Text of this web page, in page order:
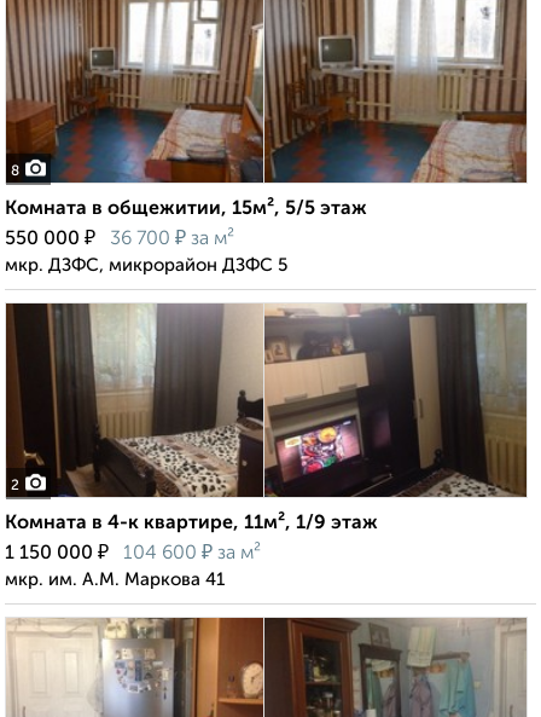
8
Комната в общежитии, 15м², 5/5 этаж
550 000 ₽ 36 700 ₽ за м²
мкр. ДЗФС, микрорайон ДЗФС 5
2
Комната в 4-к квартире, 11м², 1/9 этаж
1 150 000 ₽ 104 600 ₽ за м²
мкр. им. А.М. Маркова 41